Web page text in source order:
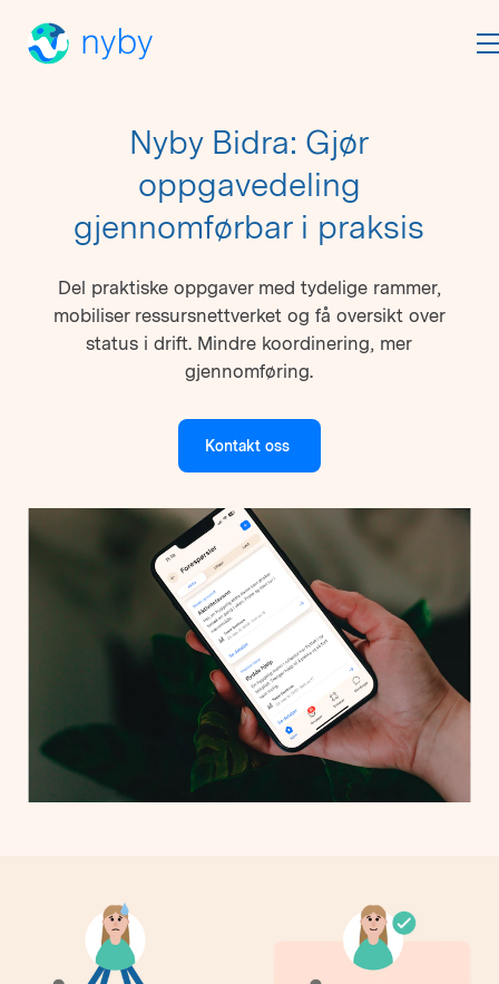
Nyby Bidra: Gjør
oppgavedeling
gjennomførbar i praksis
Del praktiske oppgaver med tydelige rammer,
mobiliser ressursnettverket og få oversikt over
status i drift. Mindre koordinering, mer
gjennomføring.
Kontakt oss